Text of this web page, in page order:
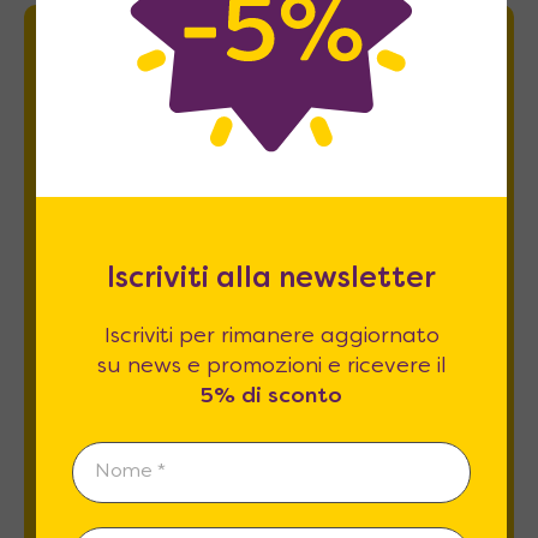
Newsletter
Iscriviti per rimanere aggiornato su news
privacy *
REGISTRATI
Iscriviti alla newsletter
Iscriviti per rimanere aggiornato
su news e promozioni e ricevere il
5% di sconto